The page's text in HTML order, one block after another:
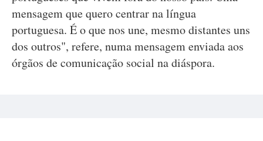
mensagem que quero centrar na língua
portuguesa. É o que nos une, mesmo distantes uns
dos outros", refere, numa mensagem enviada aos
órgãos de comunicação social na diáspora.